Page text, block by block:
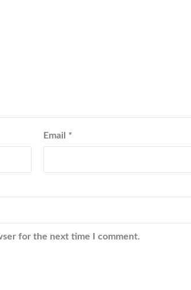
Email *
for the next time I comment.